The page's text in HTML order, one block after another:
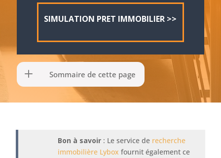
SIMULATION PRET IMMOBILIER >>
Sommaire de cette page
Bon à savoir : Le service de recherche
immobilière Lybox fournit également ce